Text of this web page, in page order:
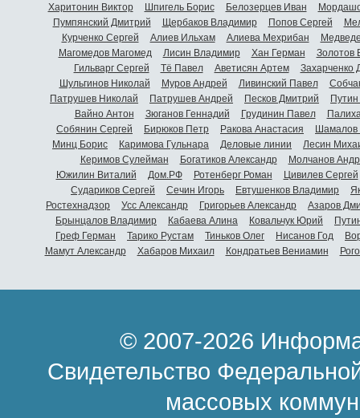
Харитонин Виктор
Шпигель Борис Белозерцев Иван
Пумпянский Дмитрий
Щербаков Владимир Попов Сергей
Курченко Сергей
Алиев Ильхам Алиева Мехрибан
Магомедов Магомед
Лисин Владимир Хан Герман
Золотов
Гильварг Сергей
Тё Павел Аветисян Артем
Захарченко
Шульгинов Николай
Муров Андрей Ливинский Павел
Патрушев Николай
Патрушев Андрей Песков Дмитрий
Вайно Антон
Зюганов Геннадий Грудинин Павел
Собянин Сергей
Бирюков Петр Ракова Анастасия
Шамалов
Минц Борис
Каримова Гульнара Деловые линии
Лесин
Керимов Сулейман
Богатиков Александр
Молчанов
Южилин Виталий
Дом.РФ Ротенберг Роман
Цивилев Сергей
Судариков Сергей
Сечин Игорь Евтушенков Владимир
Ростехнадзор
Усс Александр Григорьев Александр
Азаров
Брынцалов Владимир
Кабаева Алина Ковальчук Юрий
Греф Герман
Тарико Рустам Тиньков Олег Нисанов Год
Мамут Александр
Хабаров Михаил Кондратьев Вениамин
© 2007-2026
Свидетельство
массовых